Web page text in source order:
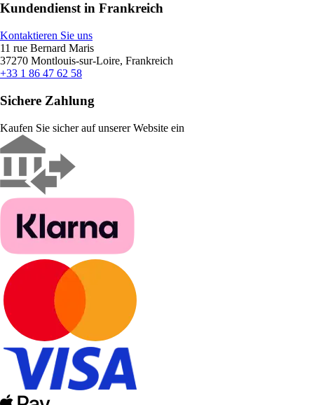
Kundendienst in Frankreich
Kontaktieren Sie uns
11 rue Bernard Maris
37270 Montlouis-sur-Loire, Frankreich
+33 1 86 47 62 58
Sichere Zahlung
Kaufen Sie sicher auf unserer Website ein